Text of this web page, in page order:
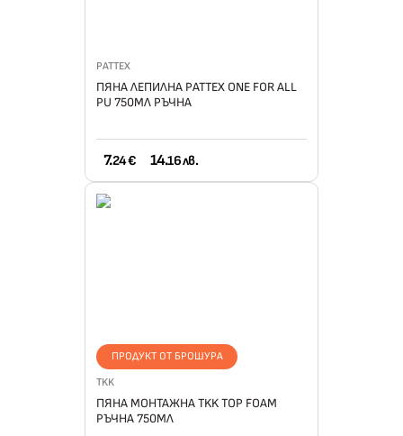
PATTEX
ПЯНА ЛЕПИЛНА PATTEX ONE FOR ALL
PU 750МЛ РЪЧНА
7.24 € 14.16 лв.
ПРОДУКТ ОТ БРОШУРА
TKK
ПЯНА МОНТАЖНА TKK TOP FOAM
РЪЧНА 750МЛ